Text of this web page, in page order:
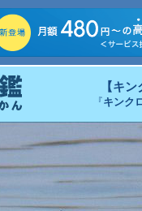
【キ
『キンク